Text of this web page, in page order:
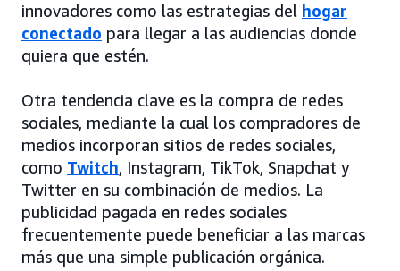
innovadores como las estrategias del hogar
conectado para llegar a las audiencias donde
quiera que estén.
Otra tendencia clave es la compra de redes
sociales, mediante la cual los compradores de
medios incorporan sitios de redes sociales,
como Twitch, Instagram, TikTok, Snapchat y
Twitter en su combinación de medios. La
publicidad pagada en redes sociales
frecuentemente puede beneficiar a las marcas
más que una simple publicación orgánica.